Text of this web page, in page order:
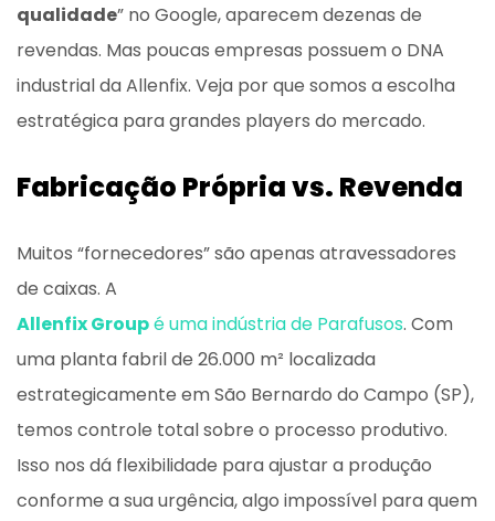
qualidade” no Google, aparecem dezenas de
revendas. Mas poucas empresas possuem o DNA
industrial da Allenfix. Veja por que somos a escolha
estratégica para grandes players do mercado.
Fabricação Própria vs. Revenda
Muitos “fornecedores” são apenas atravessadores
de caixas. A
Allenfix Groupé uma indústria de Parafusos. Com
uma planta fabril de 26.000 m² localizada
estrategicamente em São Bernardo do Campo (SP),
temos controle total sobre o processo produtivo.
Isso nos dá flexibilidade para ajustar a produção
conforme a sua urgência, algo impossível para quem